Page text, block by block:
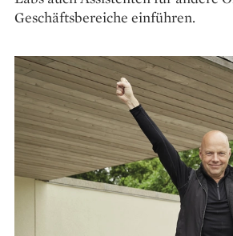
Geschäftsbereiche einführen.